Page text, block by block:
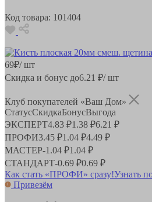
Код товара: 101404
69₽/ шт
Скидка и бонус до6.21 ₽/ шт
Клуб покупателей «Ваш Дом»
СтатусСкидкаБонусВыгода
ЭКСПЕРТ4.83 ₽1.38 ₽6.21 ₽
ПРОФИ3.45 ₽1.04 ₽4.49 ₽
МАСТЕР-1.04 ₽1.04 ₽
СТАНДАРТ-0.69 ₽0.69 ₽
Как стать «ПРОФИ» сразу!Узнать
Привезём